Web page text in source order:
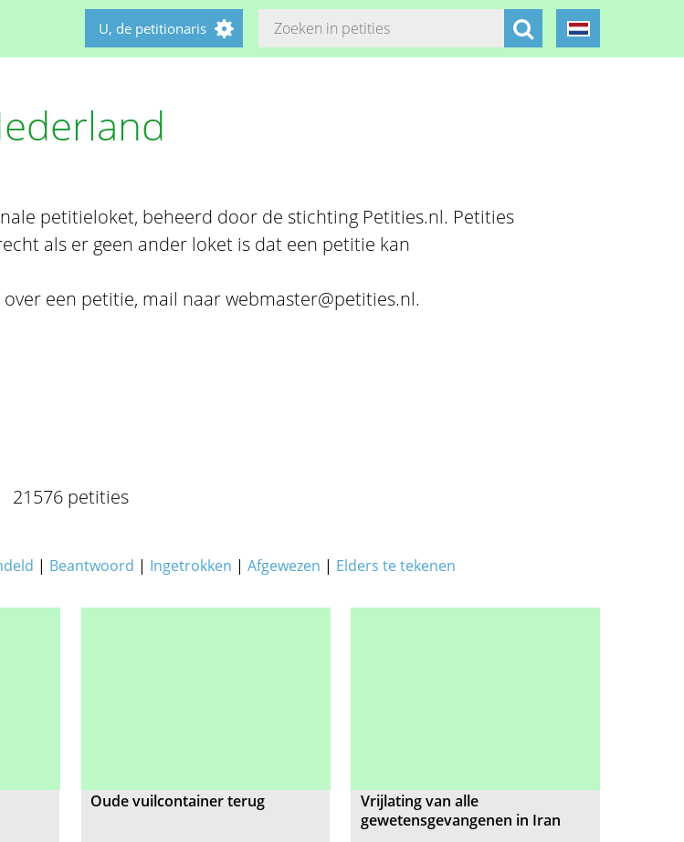
U, de petitionaris
petitieloket, beheerd door de stichting Petities.nl. Petities
als er geen ander loket is dat een petitie kan
over een petitie, mail naar webmaster@petities.nl.
21576 petities
| Beantwoord | Ingetrokken | Afgewezen | Elders te tekenen
Oude vuilcontainer terug
Vrijlating van alle
gewetensgevangenen in Iran